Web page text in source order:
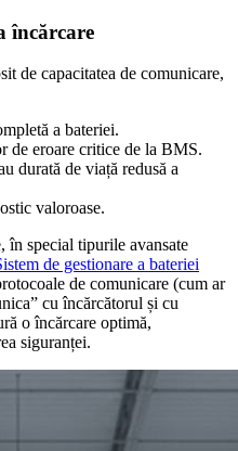
încărcare
de capacitatea de comunicare,
a bateriei.
de eroare critice de la BMS.
durată de viață redusă a
valoroase.
în special tipurile avansate
de gestionare a bateriei
de comunicare (cum ar
cu încărcătorul și cu
o încărcare optimă,
siguranței.